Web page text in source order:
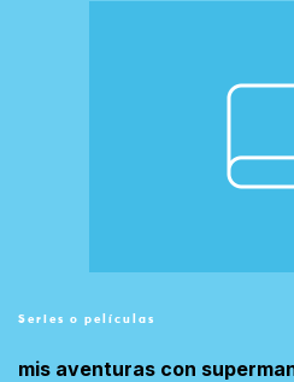
Series o películas
mis aventuras con